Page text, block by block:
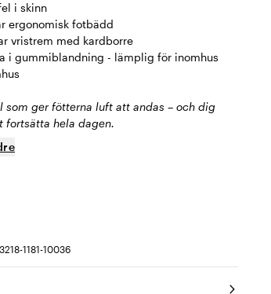
i skinn
ergonomisk fotbädd
vristrem med kardborre
i gummiblandning - lämplig för inomhus
som ger fötterna luft att andas – och dig
fortsätta hela dagen.
1181-10036